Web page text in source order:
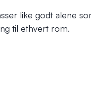
like godt alene
til ethvert rom.